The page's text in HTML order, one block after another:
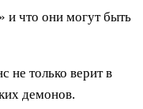
что они могут быть
не только верит в
демонов.